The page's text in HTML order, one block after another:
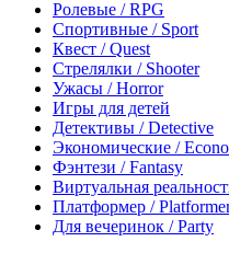
Ролевые / RPG
Спортивные / Sport
Квест / Quest
Стрелялки / Shooter
Ужасы / Horror
Игры для детей
Детективы / Detective
Экономические /
Фэнтези / Fantasy
Виртуальная
Платформер /
Для вечеринок / Party